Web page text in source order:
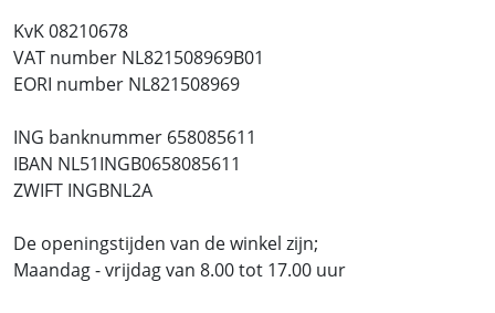
KvK 08210678
VAT number NL821508969B01
EORI number NL821508969
ING banknummer 658085611
IBAN NL51INGB0658085611
ZWIFT INGBNL2A
De openingstijden van de winkel zijn;
Maandag - vrijdag van 8.00 tot 17.00 uur